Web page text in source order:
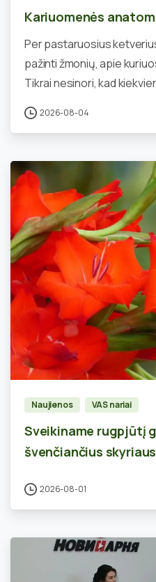
Kariuomenės
Per pastaruosius
pažinti žmonių, apie
Tikrai nesinori, kad
2026-08-04
Naujienos VAS nariai
Sveikiname rugpjūtį
švenčiančius
2026-08-01